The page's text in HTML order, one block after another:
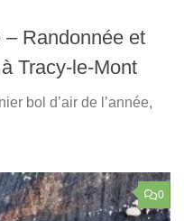
Randonnée et
Tracy-le-Mont
bol d’air de l’année,
0